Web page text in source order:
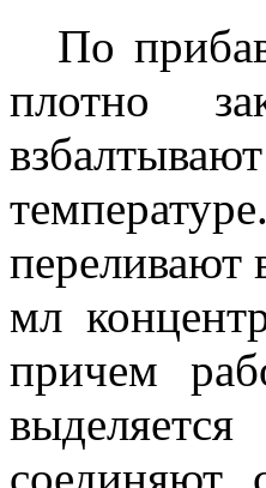
По
плотно
переливают
мл
причем